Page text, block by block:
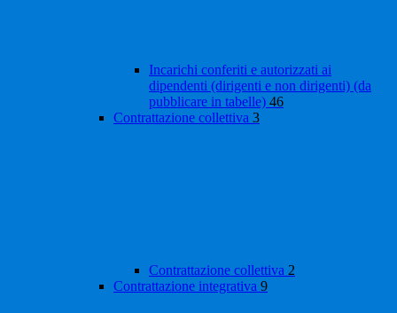
Incarichi conferiti e autorizzati ai
dipendenti (dirigenti e non dirigenti) (da
pubblicare in tabelle) 46
Contrattazione collettiva 3
Contrattazione collettiva 2
Contrattazione integrativa 9